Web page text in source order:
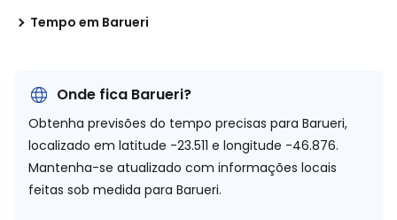
Tempo em Barueri
Onde fica Barueri?
Obtenha previsões do tempo precisas para Barueri,
localizado em latitude -23.511 e longitude -46.876.
Mantenha-se atualizado com informações locais
feitas sob medida para Barueri.